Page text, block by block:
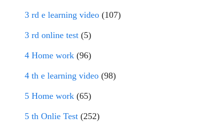
3 rd e learning video (107)
3 rd online test (5)
4 Home work (96)
4 th e learning video (98)
5 Home work (65)
5 th Onlie Test (252)